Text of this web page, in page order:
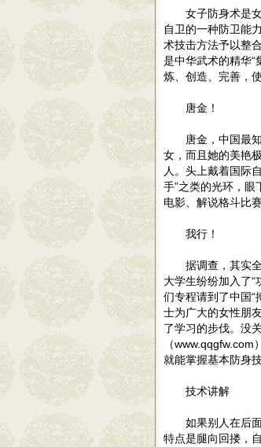
女子防身术是
自卫的一种防卫能
术技击方法予以整
是中华武术的精华“
炼、创造、完善，
唐金！
唐金，中国最
女，而且她的美艳
人。头上戴着国际
手”之类的光环，
电影、解说格斗比赛
我行！
据调查，其实
大学生纷纷加入了
们专程请到了中国“
士为广大的女性朋
了学习的步伐。没
（
就能掌握基本防身
技术讲解
如果别人在后
特点是腿向回搂，